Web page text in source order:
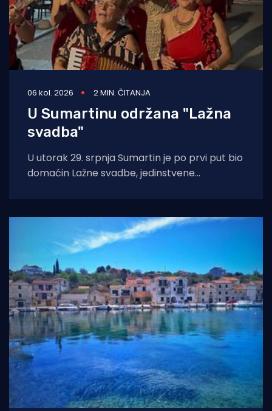
06 kol. 2026 2 MIN. ČITANJA
U Sumartinu održana "Lažna
svadba"
U utorak 29. srpnja Sumartin je po prvi put bio
domaćin Lažne svadbe, jedinstvene